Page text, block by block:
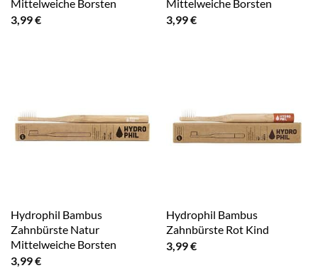
Mittelweiche Borsten
3,99€
Mittelweiche Borsten
3,99€
Hydrophil Bambus
Zahnbürste Natur
Mittelweiche Borsten
3,99€
Hydrophil Bambus
Zahnbürste Rot Kind
3,99€